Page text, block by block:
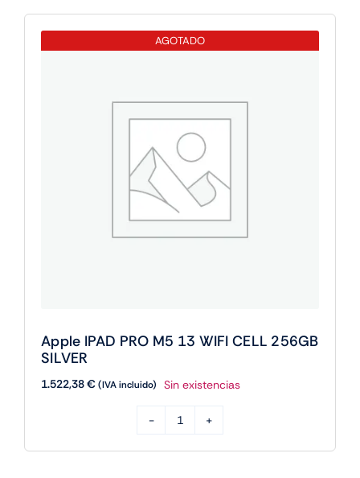
13
cantidad
AGOTADO
Apple IPAD PRO M5 13 WIFI CELL 256GB
SILVER
1.522,38€(IVA incluido) Sin existencias
IPAD